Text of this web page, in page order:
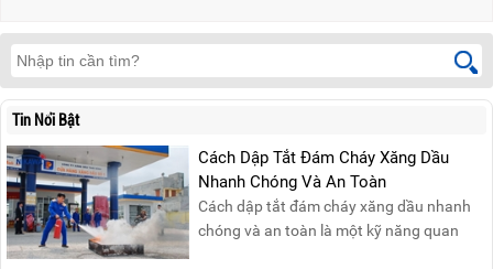
Tin Nổi Bật
Cách Dập Tắt Đám Cháy Xăng Dầu
Nhanh Chóng Và An Toàn
Cách dập tắt đám cháy xăng dầu nhanh
chóng và an toàn là một kỹ năng quan